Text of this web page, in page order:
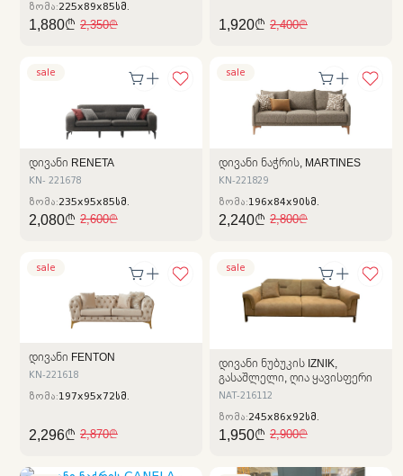
ზომა:225x89x85სმ.
1,880₾ 2,350₾ 1,920₾ 2,400₾
sale
ᲓᲘᲕᲐᲜᲘ RENETA
KN- 221678
ზომა:235x95x85სმ.
2,080₾ 2,600₾
sale
ᲓᲘᲕᲐᲜᲘ ᲜᲐᲭᲠᲘᲡ, MARTINES
KN-221829
ზომა:196x84x90სმ.
2,240₾ 2,800₾
sale
ᲓᲘᲕᲐᲜᲘ FENTON
KN-221618
ზომა:197x95x72სმ.
2,296₾ 2,870₾
sale
ᲓᲘᲕᲐᲜᲘ ᲜᲣᲑᲣᲙᲘᲡ IZNIK,
ᲒᲐᲡᲐᲨᲚᲔᲚᲘ, ᲦᲘᲐ ᲧᲐᲕᲘᲡᲤᲔᲠᲘ
NAT-216112
ზომა:245x86x92სმ.
1,950₾ 2,900₾